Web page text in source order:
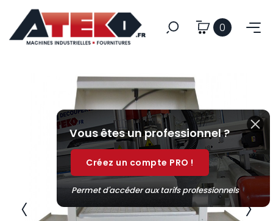
0
Vous êtes un professionnel ?
Permet d'accéder aux tarifs professionnels
Créez un compte PRO !